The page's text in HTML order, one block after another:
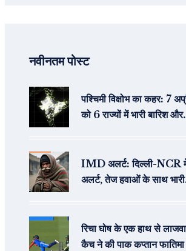
नवीनतम पोस्ट
पश्चिमी विक्षोभ का कहर: 7
को 6 राज्यों में भारी बारिश और
IMD अलर्ट: दिल्ली-NCR
अलर्ट, तेज हवाओं के साथ भारी
रिचा घोष के एक हाथ से
कैच ने की पाक कप्तान